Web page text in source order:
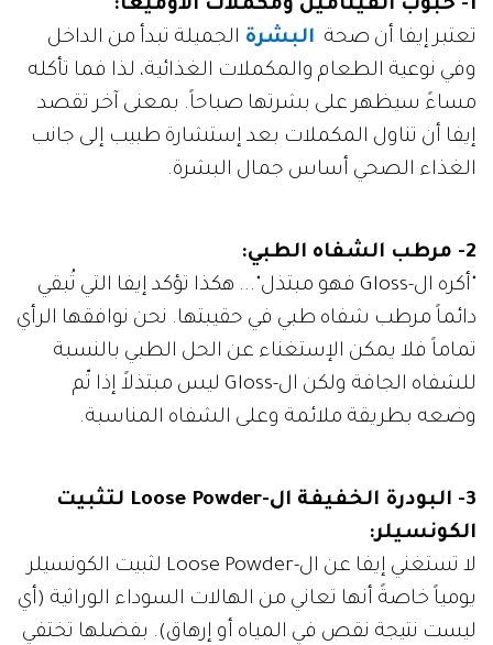
1- حبوب الفيتامين ومكملات الأوميغا:
تعتبر إيفا أن صحة البشرة الجميلة تبدأ من الداخل
وفي نوعية الطعام والمكملات الغذائية، لذا فما تأكله
مساءً سيظهر على بشرتها صباحاً. بمعنى آخر تقصد
إيفا أن تناول المكملات بعد إستشارة طبيب إلى جانب
الغذاء الصحي أساس جمال البشرة.
2- مرطب الشفاه الطبي:
"أكره ال-Gloss فهو مبتذل"... هكذا تؤكد إيفا التي تُبقي
دائماً مرطب شفاه طبي في حقيبتها. نحن نوافقها الرأي
تماماً فلا يمكن الإستغناء عن الحل الطبي بالنسبة
للشفاه الجافة ولكن ال-Gloss ليس مبتذلاً إذا تّم
وضعه بطريقة ملائمة وعلى الشفاه المناسبة.
3- البودرة الخفيفة ال-Loose Powder لتثبيت
الكونسيلر:
لا تستغني إيفا عن ال-Loose Powder لثبيت الكونسيلر
يومياً خاصةً أنها تعاني من الهالات السوداء الوراثية (أي
ليست نتيجة نقص في المياه أو إرهاق). بفضلها تختفي